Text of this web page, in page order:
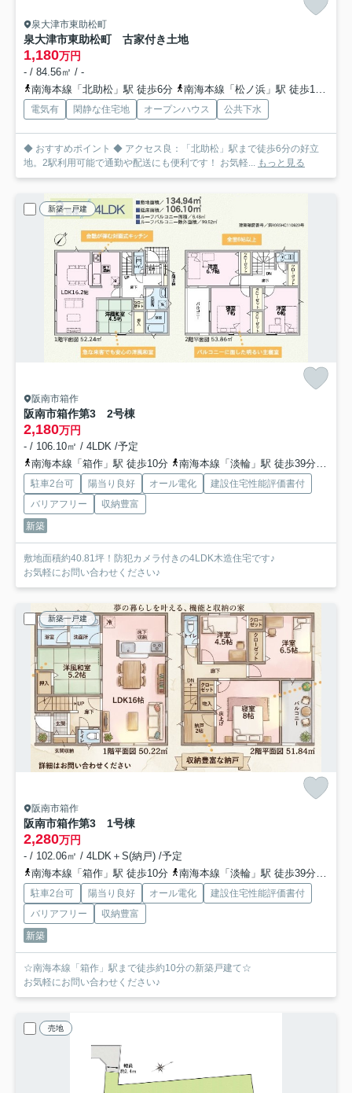
泉大津市東助松町
泉大津市東助松町 古家付き土地
1,180万円
- / 84.56㎡ / -
南海本線「北助松」駅 徒歩6分
南海本線「松ノ浜」駅 徒歩16分
電気有 閑静な住宅地 オープンハウス 公共下水
◆ おすすめポイント ◆ アクセス良：「北助松」駅まで徒歩6分の好立
地。2駅利用可能で通勤や配送にも便利です！ お気軽... もっと見る
新築一戸建
阪南市箱作
阪南市箱作第3 2号棟
2,180万円
- / 106.10㎡ / 4LDK /予定
南海本線「箱作」駅 徒歩10分
南海本線「淡輪」駅 徒歩39分
駐車2台可 陽当り良好 オール電化
建設住宅性能評価書付
バリアフリー
収納豊富
新築
敷地面積約40.81坪！防犯カメラ付きの4LDK木造住宅です♪
お気軽にお問い合わせください♪
新築一戸建
阪南市箱作
阪南市箱作第3 1号棟
2,280万円
- / 102.06㎡ / 4LDK＋S(納戸) /予定
南海本線「箱作」駅 徒歩10分
南海本線「淡輪」駅 徒歩39分
駐車2台可 陽当り良好 オール電化
建設住宅性能評価書付
バリアフリー
収納豊富
新築
☆南海本線「箱作」駅まで徒歩約10分の新築戸建て☆
お気軽にお問い合わせください♪
売地